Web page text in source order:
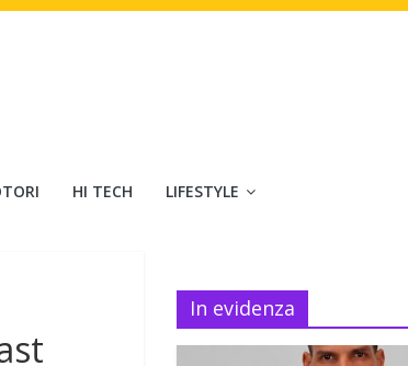
HI TECH LIFESTYLE
In evidenza